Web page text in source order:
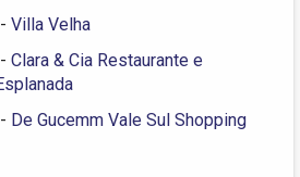
- Villa Velha
- Clara & Cia Restaurante e
- De Gucemm Vale Sul Shopping